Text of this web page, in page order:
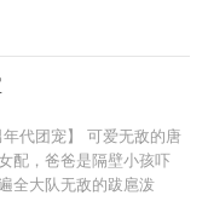
楚来了。 一个浩大而神
数妖魔鬼怪光怪陆离，
平禁区，踏葬地，镇万
方家， “我亲爱的父亲
年代团宠】 可爱无敌的唐
配，爸爸是隔壁小孩吓
全大队无敌的跋扈泼
怕的恶霸。 但他们在